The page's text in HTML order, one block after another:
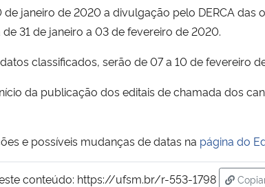
janeiro de 2020 a divulgação pelo DERCA das
31 de janeiro a 03 de fevereiro de 2020.
classificados, serão de 07 a 10 de fevereiro
da publicação dos editais de chamada dos
e possíveis mudanças de datas na página do
conteúdo: https://ufsm.br/r-553-1798